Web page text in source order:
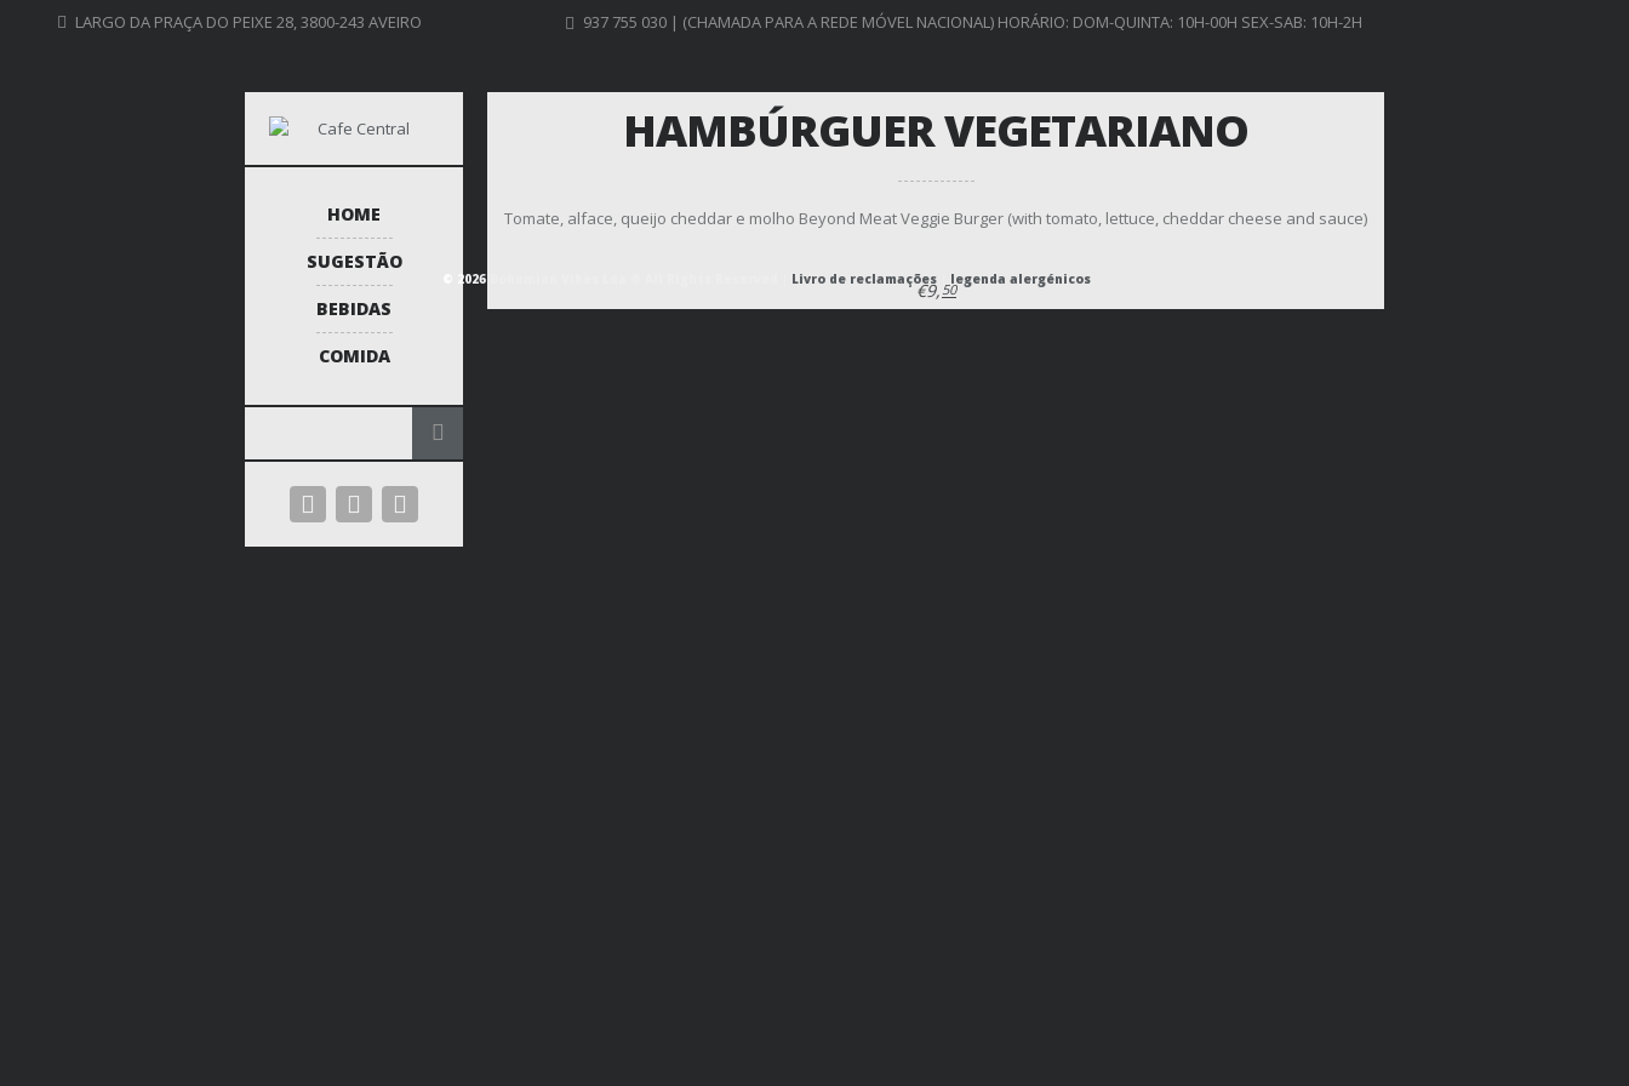
937 755 030 | (CHAMADA PARA A REDE MÓVEL NACIONAL) HORÁRIO: DOM-QUINTA: 10H-00H SEX-SAB: 10H-2H
LARGO DA PRAÇA DO PEIXE 28, 3800-243 AVEIRO
HOME
SUGESTÃO
BEBIDAS
COMIDA
HAMBÚRGUER VEGETARIANO
Tomate, alface, queijo cheddar e molho Beyond Meat Veggie Burger (with tomato, lettuce, cheddar cheese and sauce)
€9, 50
© 2026 Bohemian Vibes Lda ® All Rights Reserved | Livro de reclamações legenda alergénicos